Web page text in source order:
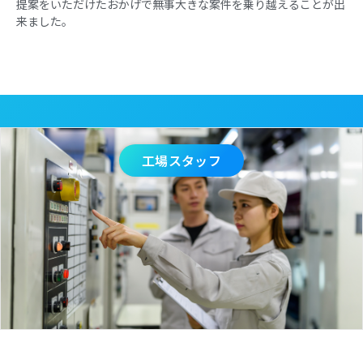
提案をいただけたおかげで無事大きな案件を乗り越えることが出
来ました。
工場スタッフ